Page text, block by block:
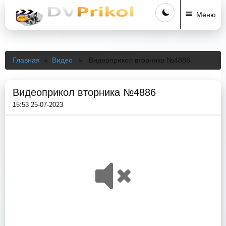
Меню
Главная » Видео » Видеоприкол вторника №4886
Видеоприкол вторника №4886
15:53 25-07-2023